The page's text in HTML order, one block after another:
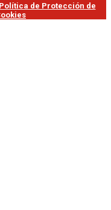
Política de Protección de